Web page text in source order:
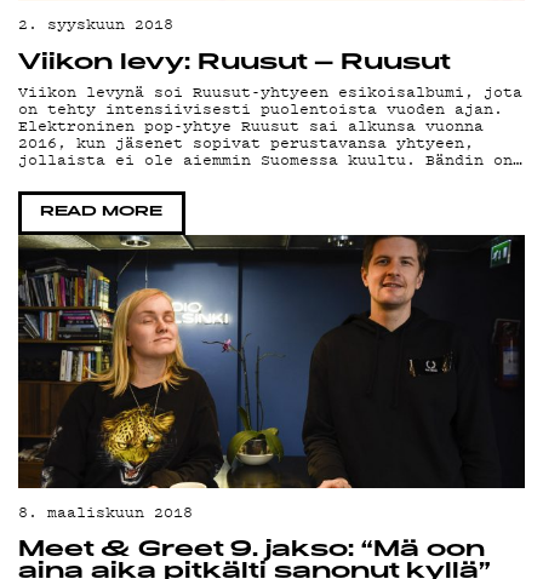
2. syyskuun 2018
Viikon levy: Ruusut – Ruusut
Viikon levynä soi Ruusut-yhtyeen esikoisalbumi, jota
on tehty intensiivisesti puolentoista vuoden ajan.
Elektroninen pop-yhtye Ruusut sai alkunsa vuonna
2016, kun jäsenet sopivat perustavansa yhtyeen,
jollaista ei ole aiemmin Suomessa kuultu. Bändin on…
READ MORE
8. maaliskuun 2018
Meet & Greet 9. jakso: “Mä oon
aina aika pitkälti sanonut kyllä”